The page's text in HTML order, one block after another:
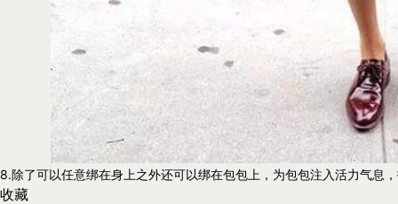
8.除了可以任意绑在身上之外还可以绑在包包上，为包包注入活力气息
收藏